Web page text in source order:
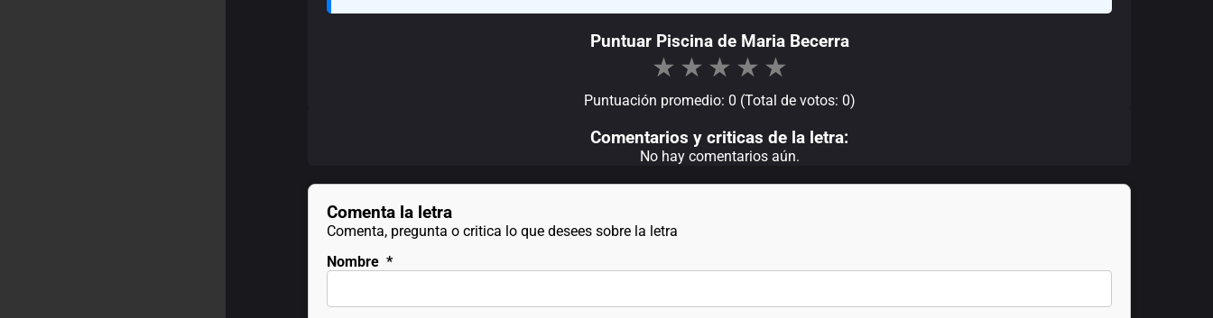
Puntuar Piscina de Maria Becerra
★ ★ ★ ★ ★
Puntuación promedio: 0 (Total de votos: 0)
Comentarios y criticas de la letra:
No hay comentarios aún.
Comenta la letra
Comenta, pregunta o critica lo que desees sobre la letra
Nombre *